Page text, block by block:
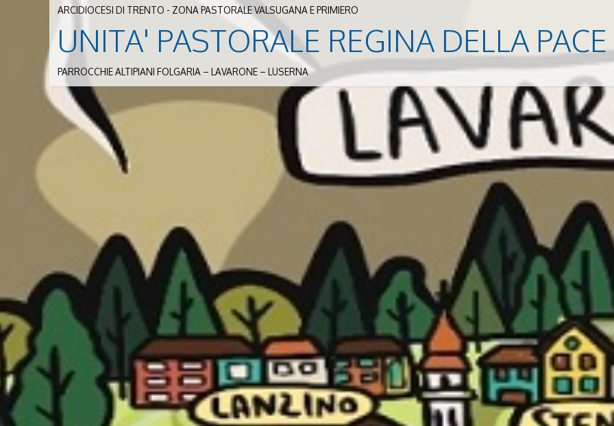
ARCIDIOCESI DI TRENTO - ZONA PASTORALE VALSUGANA E PRIMIERO
UNITA' PASTORALE REGINA DELLA PACE
PARROCCHIE ALTIPIANI FOLGARIA – LAVARONE – LUSERNA